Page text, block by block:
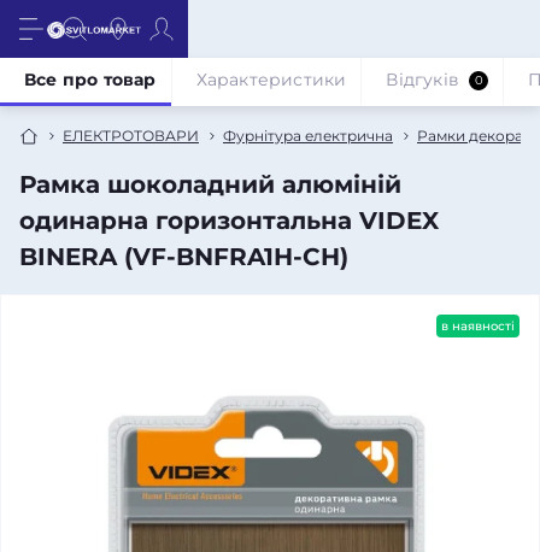
ЕЛЕКТРОТОВАРИ Фурнітура електрична Рамки
Рамка шоколадний алюміній
одинарна горизонтальна VIDEX
BINERA (VF-BNFRA1H-CH)
Все про товар Характеристики Відгуків 0
в наявності